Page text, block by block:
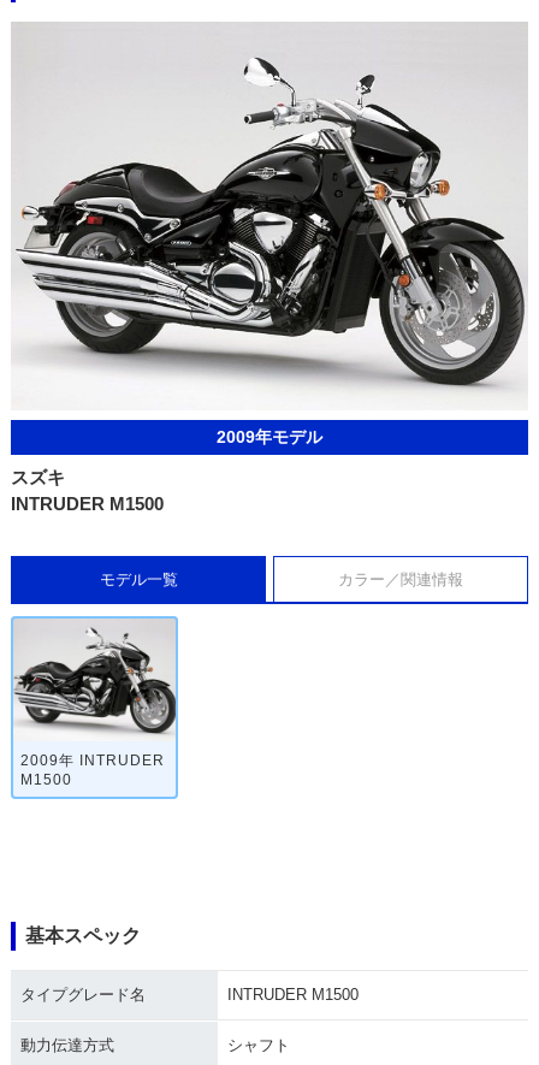
2009年モデル
スズキ
INTRUDER M1500
モデル一覧 カラー／関連情報
2009年 INTRUDER
M1500
基本スペック
タイプグレード名 INTRUDER M1500
動力伝達方式 シャフト